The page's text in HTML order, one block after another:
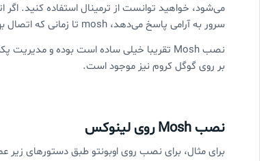
سرور به آرامی پاسخ می‌دهد، mosh تا زمانی که اتصال بهبود پیدا کند، دستوراتی که تایپ می‌کنید را برای‌تان به نوعی ذخیره میکند.
بر روی گوگل کروم نیز موجود است.
نصب Mosh روی لینوکس
برای مثال، برای نصب روی اوبونتو طبق دستورهای زیر